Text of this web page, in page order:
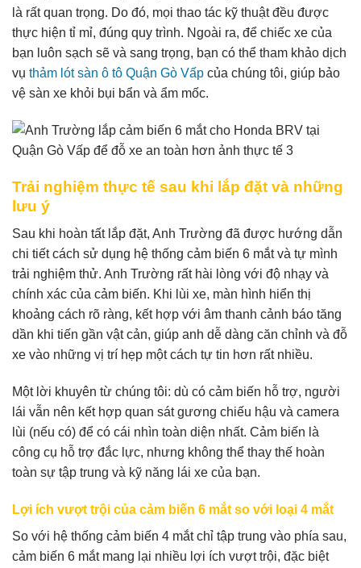
là rất quan trọng. Do đó, mọi thao tác kỹ thuật đều được
thực hiện tỉ mỉ, đúng quy trình. Ngoài ra, để chiếc xe của
bạn luôn sạch sẽ và sang trọng, bạn có thể tham khảo dịch
vụ thảm lót sàn ô tô Quận Gò Vấp của chúng tôi, giúp bảo
vệ sàn xe khỏi bụi bẩn và ẩm mốc.
Trải nghiệm thực tế sau khi lắp đặt và những
lưu ý
Sau khi hoàn tất lắp đặt, Anh Trường đã được hướng dẫn
chi tiết cách sử dụng hệ thống cảm biến 6 mắt và tự mình
trải nghiệm thử. Anh Trường rất hài lòng với độ nhạy và
chính xác của cảm biến. Khi lùi xe, màn hình hiển thị
khoảng cách rõ ràng, kết hợp với âm thanh cảnh báo tăng
dần khi tiến gần vật cản, giúp anh dễ dàng căn chỉnh và đỗ
xe vào những vị trí hẹp một cách tự tin hơn rất nhiều.
Một lời khuyên từ chúng tôi: dù có cảm biến hỗ trợ, người
lái vẫn nên kết hợp quan sát gương chiếu hậu và camera
lùi (nếu có) để có cái nhìn toàn diện nhất. Cảm biến là
công cụ hỗ trợ đắc lực, nhưng không thể thay thế hoàn
toàn sự tập trung và kỹ năng lái xe của bạn.
Lợi ích vượt trội của cảm biến 6 mắt so với loại 4 mắt
So với hệ thống cảm biến 4 mắt chỉ tập trung vào phía sau,
cảm biến 6 mắt mang lại nhiều lợi ích vượt trội, đặc biệt